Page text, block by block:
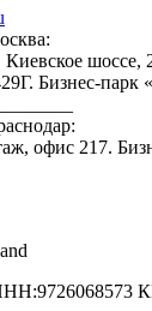
шоссе,
Бизнес-парк
офис 217.